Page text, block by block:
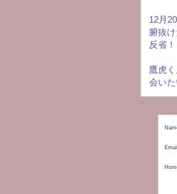
12月
腑抜
反省！
鷹虎
会い